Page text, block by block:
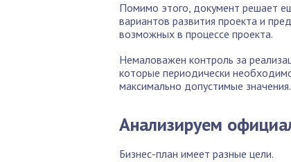
Помимо этого, документ решает
вариантов развития проекта и
возможных в процессе проекта.
Немаловажен контроль за
которые периодически
максимально допустимые значения.
Анализируем
Бизнес-план имеет разные цели.